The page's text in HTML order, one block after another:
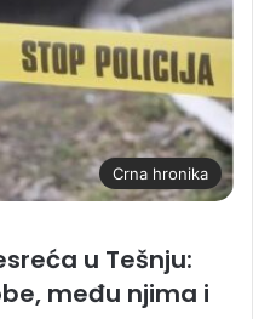
Crna hronika
u Tešnju:
među njima i